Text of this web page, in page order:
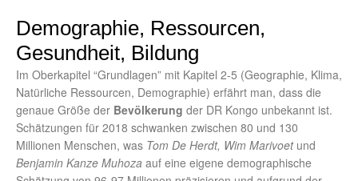
Demographie, Ressourcen,
Gesundheit, Bildung
Im Oberkapitel “Grundlagen” mit Kapitel 2-5 (Geographie, Klima,
Natürliche Ressourcen, Demographie) erfährt man, dass die
genaue Größe der Bevölkerung der DR Kongo unbekannt ist.
Schätzungen für 2018 schwanken zwischen 80 und 130
Millionen Menschen, was Tom De Herdt, Wim Marivoet und
Benjamin Kanze Muhoza auf eine eigene demographische